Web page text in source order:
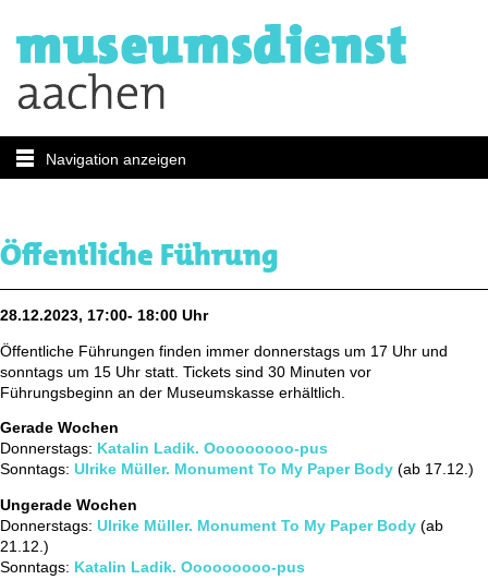
Navigation anzeigen
Öffentliche Führung
28.12.2023, 17:00- 18:00 Uhr
Öffentliche Führungen finden immer donnerstags um 17 Uhr und
sonntags um 15 Uhr statt. Tickets sind 30 Minuten vor
Führungsbeginn an der Museumskasse erhältlich.
Gerade Wochen
Donnerstags: Katalin Ladik. Ooooooooo-pus
Sonntags: Ulrike Müller. Monument To My Paper Body (ab 17.12.)
Ungerade Wochen
Donnerstags: Ulrike Müller. Monument To My Paper Body (ab
21.12.)
Sonntags: Katalin Ladik. Ooooooooo-pus